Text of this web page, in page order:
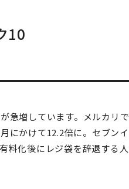
10
急増しています。メルカリで
にかけて12.2倍に。セブンイ
料化後にレジ袋を辞退する人